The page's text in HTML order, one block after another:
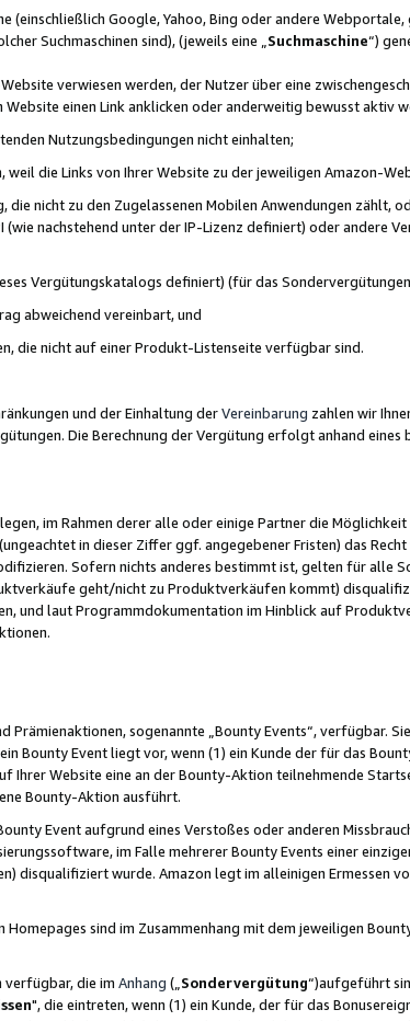
(einschließlich Google, Yahoo, Bing oder andere
Suchmaschinen sind), (jeweils eine „ Suchmaschine“)
verwiesen werden, der Nutzer über eine
einen Link anklicken oder anderweitig bewusst aktiv
Nutzungsbedingungen nicht einhalten;
die Links von Ihrer Website zu der jeweiligen Amazon-
nicht zu den Zugelassenen Mobilen Anwendungen zählt,
(wie nachstehend unter der IP-Lizenz definiert) oder andere
Vergütungskatalogs definiert) (für das
abweichend vereinbart, und
die nicht auf einer Produkt-Listenseite verfügbar sind.
und der Einhaltung derVereinbarung zahlen wir
Die Berechnung der Vergütung erfolgt anhand
im Rahmen derer alle oder einige Partner die
in dieser Ziffer ggf. angegebener Fristen) das
Sofern nichts anderes bestimmt ist, gelten für alle
geht/nicht zu Produktverkäufen kommt)
und laut Programmdokumentation im Hinblick auf
Prämienaktionen, sogenannte „Bounty Events“, verfügbar.
Bounty Event liegt vor, wenn (1) ein Kunde der für das
Ihrer Website eine an der Bounty-Aktion teilnehmende
Bounty-Aktion ausführt.
Event aufgrund eines Verstoßes oder anderen
im Falle mehrerer Bounty Events einer
disqualifiziert wurde. Amazon legt im alleinigen Ermessen
sind im Zusammenhang mit dem jeweiligen
verfügbar, die im Anhang („ Sondervergütung“)aufgeführt
", die eintreten, wenn (1) ein Kunde, der für das